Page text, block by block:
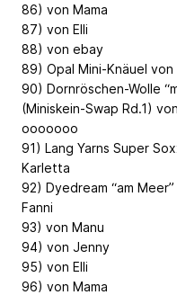
86) von Mama
87) von Elli
88) von ebay
89) Opal Mini-Knäuel
90) Dornröschen-Wolle
(Miniskein-Swap Rd.1)
ooooooo
91) Lang Yarns Super
Karletta
92) Dyedream “am
Fanni
93) von Manu
94) von Jenny
95) von Elli
96) von Mama